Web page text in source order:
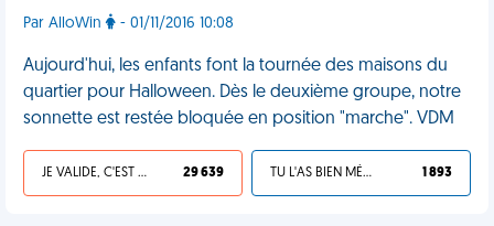
Par AlloWin - 01/11/2016 10:08
Aujourd'hui, les enfants font la tournée des maisons du
quartier pour Halloween. Dès le deuxième groupe, notre
sonnette est restée bloquée en position "marche". VDM
JE VALIDE, C'EST UNE VDM 29 639 TU L'AS BIEN MÉRITÉ 1 893